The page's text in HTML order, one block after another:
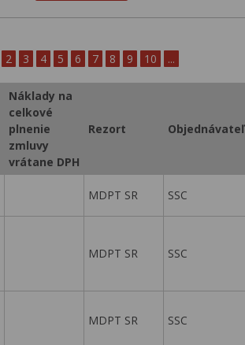
2 3 4 5 6 7 8 9 10 ...
Náklady na
celkové
plnenie
zmluvy
vrátane DPH
Rezort Objednávateľ
MDPT SR SSC
MDPT SR SSC
MDPT SR SSC